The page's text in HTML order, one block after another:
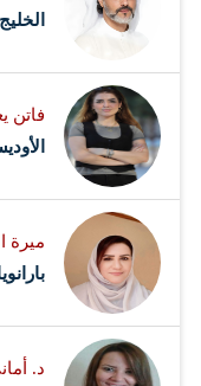
فاتن
ميرة
د.